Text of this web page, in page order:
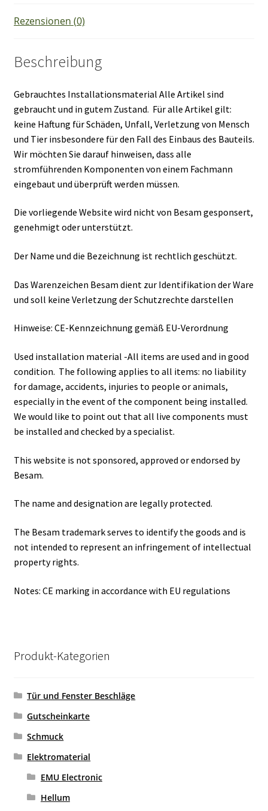
Rezensionen (0)
Beschreibung
Gebrauchtes Installationsmaterial Alle Artikel sind
gebraucht und in gutem Zustand. Für alle Artikel gilt:
keine Haftung für Schäden, Unfall, Verletzung von Mensch
und Tier insbesondere für den Fall des Einbaus des Bauteils.
Wir möchten Sie darauf hinweisen, dass alle
stromführenden Komponenten von einem Fachmann
eingebaut und überprüft werden müssen.
Die vorliegende Website wird nicht von Besam gesponsert,
genehmigt oder unterstützt.
Der Name und die Bezeichnung ist rechtlich geschützt.
Das Warenzeichen Besam dient zur Identifikation der Ware
und soll keine Verletzung der Schutzrechte darstellen
Hinweise: CE-Kennzeichnung gemäß EU-Verordnung
Used installation material -All items are used and in good
condition. The following applies to all items: no liability
for damage, accidents, injuries to people or animals,
especially in the event of the component being installed.
We would like to point out that all live components must
be installed and checked by a specialist.
This website is not sponsored, approved or endorsed by
Besam.
The name and designation are legally protected.
The Besam trademark serves to identify the goods and is
not intended to represent an infringement of intellectual
property rights.
Notes: CE marking in accordance with EU regulations
Produkt-Kategorien
Tür und Fenster Beschläge
Gutscheinkarte
Schmuck
Elektromaterial
EMU Electronic
Hellum